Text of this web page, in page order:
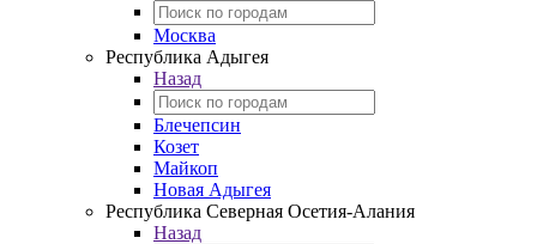
Москва
Республика Адыгея
Назад
Блечепсин
Козет
Майкоп
Новая Адыгея
Республика Северная Осетия-Алания
Назад